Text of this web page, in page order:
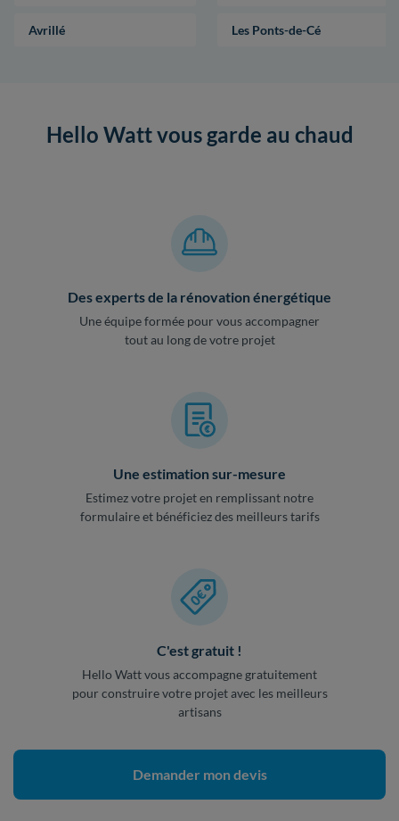
Avrillé Les Ponts-de-Cé
Hello Watt vous garde au chaud
Des experts de la rénovation énergétique
Une équipe formée pour vous accompagner
tout au long de votre projet
Une estimation sur-mesure
Estimez votre projet en remplissant notre
formulaire et bénéficiez des meilleurs tarifs
C'est gratuit !
Hello Watt vous accompagne gratuitement
pour construire votre projet avec les meilleurs
artisans
Demander mon devis